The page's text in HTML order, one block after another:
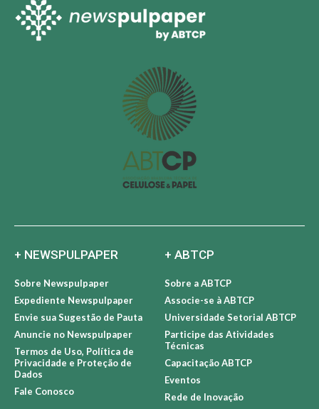
+ NEWSPULPAPER
Sobre Newspulpaper
Expediente Newspulpaper
Envie sua Sugestão de Pauta
Anuncie no Newspulpaper
Termos de Uso, Política de
Privacidade e Proteção de
Dados
Fale Conosco
+ ABTCP
Sobre a ABTCP
Associe-se à ABTCP
Universidade Setorial ABTCP
Participe das Atividades
Técnicas
Capacitação ABTCP
Eventos
Rede de Inovação